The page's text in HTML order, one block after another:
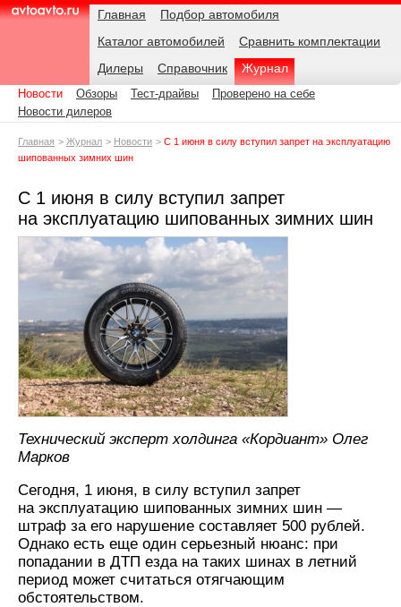
AvtoAvto.ru
Навигация Главная
Подбор автомобиля
Каталог автомобилей
Сравнить комплектации
Дилеры
Справочник Журнал
Подразделы
Новости Обзоры Тест-драйвы
Проверено на себе
Новости дилеров
Родительские
Главная Журнал Новости
С 1 июня в силу вступил запрет на эксплуатацию
шипованных зимних шин
С 1 июня в силу вступил запрет
на эксплуатацию шипованных зимних шин
Технический эксперт холдинга «Кордиант» Олег
Марков
Сегодня, 1 июня, в силу вступил запрет
на эксплуатацию шипованных зимних шин —
штраф за его нарушение составляет 500 рублей.
Однако есть еще один серьезный нюанс: при
попадании в ДТП езда на таких шинах в летний
период может считаться отягчающим
обстоятельством.
Дата: